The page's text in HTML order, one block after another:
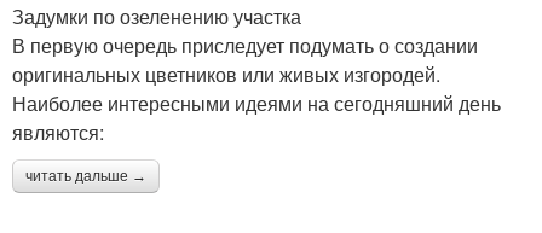
Задумки по озеленению участка
В первую очередь приследует подумать о создании
оригинальных цветников или живых изгородей.
Наиболее интересными идеями на сегодняшний день
являются:
читать дальше →